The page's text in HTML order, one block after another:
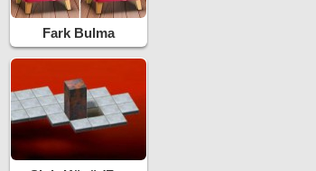
Fark Bulma